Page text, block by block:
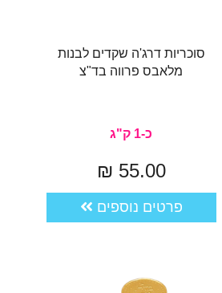
סוכריות דרג'ה שקדים לבנות
מלאבס פרווה בד"צ
כ-1 ק"ג
55.00 ₪
פרטים נוספים